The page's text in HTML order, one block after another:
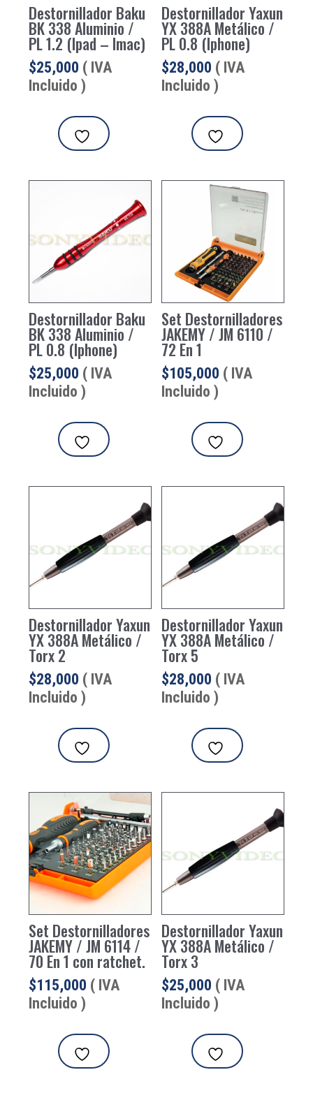
Destornillador Baku
BK 338 Aluminio /
PL 1.2 (Ipad – Imac)
$25,000 ( IVA
Incluido )
Destornillador Yaxun
YX 388A Metálico /
PL 0.8 (Iphone)
$28,000 ( IVA
Incluido )
Destornillador Baku
BK 338 Aluminio /
PL 0.8 (Iphone)
$25,000 ( IVA
Incluido )
Set Destornilladores
JAKEMY / JM 6110 /
72 En 1
$105,000 ( IVA
Incluido )
Destornillador Yaxun
YX 388A Metálico /
Torx 2
$28,000 ( IVA
Incluido )
Destornillador Yaxun
YX 388A Metálico /
Torx 5
$28,000 ( IVA
Incluido )
Set Destornilladores
JAKEMY / JM 6114 /
70 En 1 con ratchet.
$115,000 ( IVA
Incluido )
Destornillador Yaxun
YX 388A Metálico /
Torx 3
$25,000 ( IVA
Incluido )